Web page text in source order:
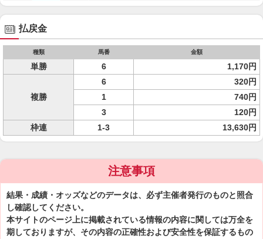
払戻金
種類 馬番 金額
単勝 6 1,170円
複勝
6
320円
1
740円
3
120円
枠連
1-3 13,630円
注意事項
結果・成績・オッズなどのデータは、必ず主催者発行のものと照合
し確認してください。
本サイトのページ上に掲載されている情報の内容に関しては万全を
期しておりますが、その内容の正確性および安全性を保証するもの